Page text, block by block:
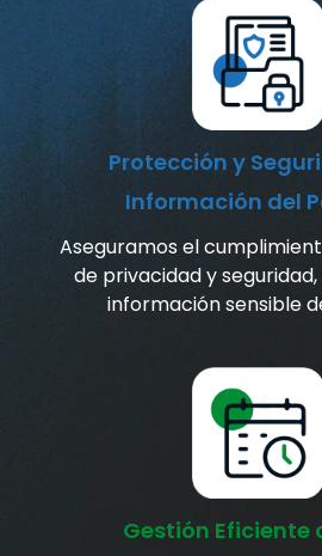
Protección y
Información del
Aseguramos el
de privacidad y
información sensible
Gestión Eficiente